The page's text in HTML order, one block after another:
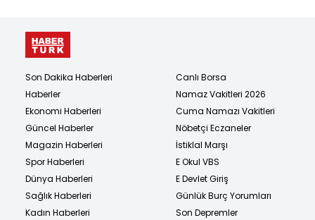
Son Dakika Haberleri
Haberler
Ekonomi Haberleri
Güncel Haberler
Magazin Haberleri
Spor Haberleri
Dünya Haberleri
Sağlık Haberleri
Kadın Haberleri
Canlı Borsa
Namaz Vakitleri 2026
Cuma Namazı Vakitleri
Nöbetçi Eczaneler
İstiklal Marşı
E Okul VBS
E Devlet Giriş
Günlük Burç Yorumları
Son Depremler